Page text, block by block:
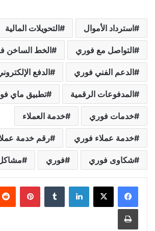
استرداد الأموال التحويلات المالية
التواصل مع فوري الخط الساخن
الدعم الفني فوري الدفع
المدفوعات الرقمية تطبيق ماي
خدمات فوري خدمة العملاء
خدمة عملاء فوري رقم خدمة
شكاوى فوري فوري
لينكدإن
طباعة